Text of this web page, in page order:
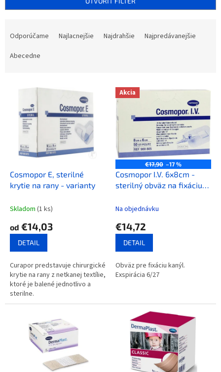
Odporúčame Najlacnejšie Najdrahšie
Najpredávanejšie
Abecedne
Cosmopor E, sterilné
krytie na rany - varianty
Skladom (1 ks)
od €14,03
DETAIL
Curapor predstavuje chirurgické
krytie na rany z netkanej textílie,
ktoré je balené jednotlivo a
sterilne.
Akcia
€17,90 –17 %
Cosmopor I.V. 6x8cm -
sterilný obväz na fixáciu
Na objednávku
€14,72
DETAIL
Obväz pre fixáciu kanýl.
Exspirácia 6/27